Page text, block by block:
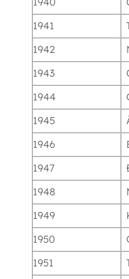
1941
1942
1943
1944
1945
1946
1947
1948
1949
1950
1951